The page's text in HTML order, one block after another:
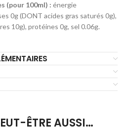
(pour 100ml) : énergie
0g (DONT acides gras saturés 0g),
10g), protéines 0g, sel 0.06g.
ÊTRE AUSSI…